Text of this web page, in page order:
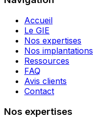
Accueil
Le GIE
Nos expertises
Nos implantations
Ressources
FAQ
Avis clients
Contact
Nos expertises